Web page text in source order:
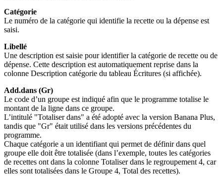
Catégorie
Le numéro de la catégorie qui identifie la recette ou la dépense est
saisi.
Libellé
Une description est saisie pour identifier la catégorie de recette ou de
dépense. Cette description est automatiquement reprise dans la
colonne Description catégorie du tableau Écritures (si affichée).
Add.dans (Gr)
Le code d’un groupe est indiqué afin que le programme totalise le
montant de la ligne dans ce groupe.
L’intitulé "Totaliser dans" a été adopté avec la version Banana Plus,
tandis que "Gr" était utilisé dans les versions précédentes du
programme.
Chaque catégorie a un identifiant qui permet de définir dans quel
groupe elle doit être totalisée (dans l’exemple, toutes les catégories
de recettes ont dans la colonne Totaliser dans le regroupement 4, car
elles sont totalisées dans le Groupe 4, Total des recettes).